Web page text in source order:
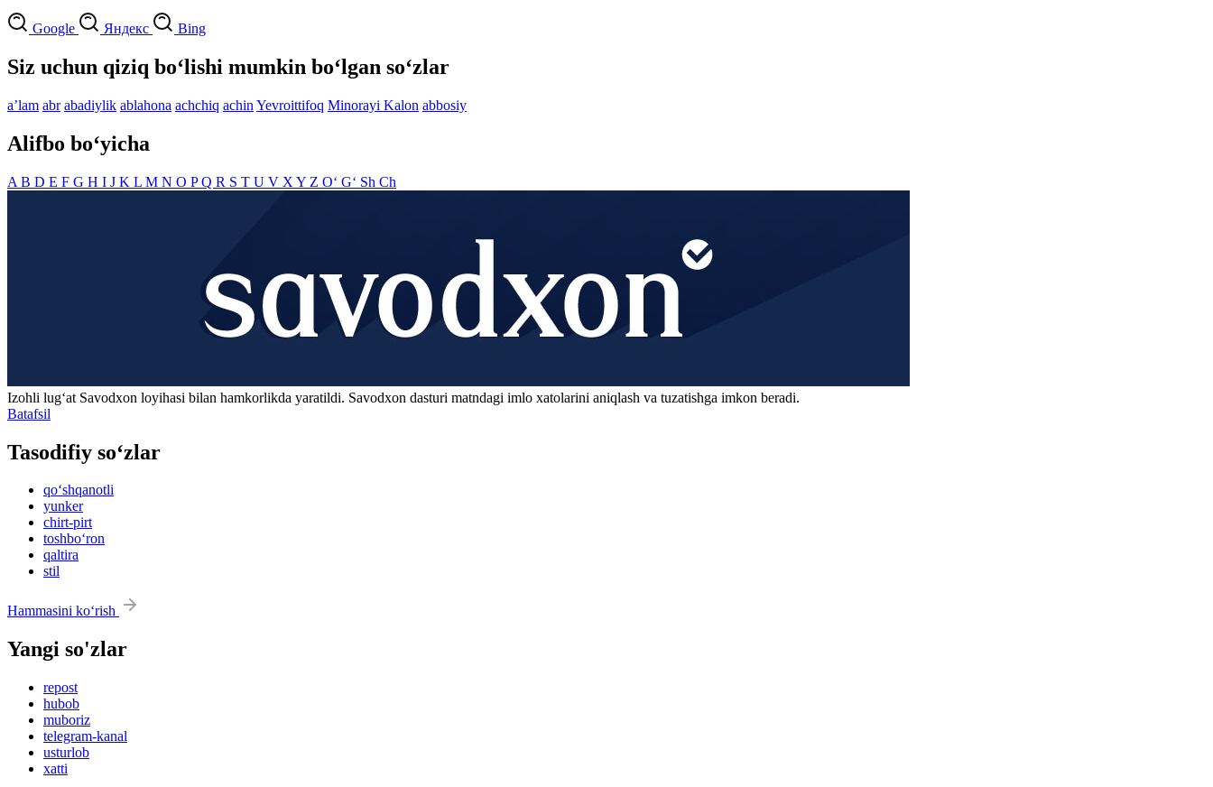
Google Яндекс Bing
Siz uchun qiziq bo‘lishi mumkin bo‘lgan so‘zlar
aʼlam abr abadiylik ablahona achchiq achin Yevroittifoq Minorayi Kalon abbosiy
Alifbo bo‘yicha
A B D E F G H I J K L M N O PQ R S T U V X Y Z O‘ G‘ Sh Ch
Izohli lugʻat Savodxon loyihasi bilan hamkorlikda yaratildi. Savodxon dasturi matndagi imlo xatolarini aniqlash va tuzatishga imkon beradi.
Batafsil
Tasodifiy so‘zlar
qo‘shqanotli
yunker
chirt-pirt
toshbo‘ron
qaltira
stil
Hammasini ko‘rish
Yangi so'zlar
repost
hubob
muboriz
telegram-kanal
usturlob
xatti